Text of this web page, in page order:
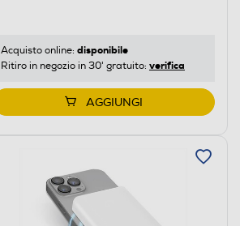
Acquisto online: disponibile
Ritiro in negozio in 30' gratuito: verifica
AGGIUNGI